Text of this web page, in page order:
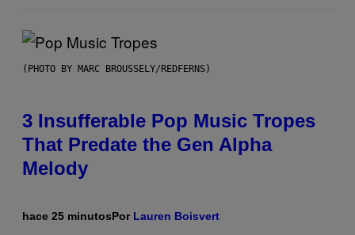
(PHOTO BY MARC BROUSSELY/REDFERNS)
3 Insufferable Pop Music Tropes
That Predate the Gen Alpha
Melody
hace 25 minutosPor Lauren Boisvert